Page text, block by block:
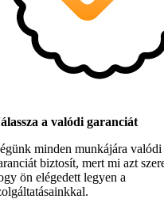
a valódi garanciát
minden munkájára valódi
biztosít, mert mi azt
ön elégedett legyen a